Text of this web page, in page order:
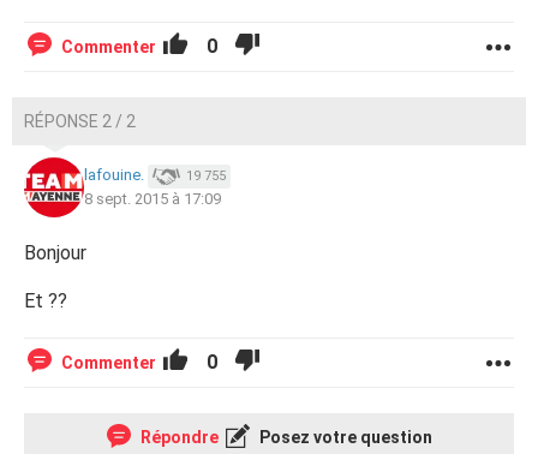
Commenter 0
RÉPONSE 2 / 2
lafouine. 19 755
8 sept. 2015 à 17:09
Bonjour
Et ??
Commenter 0
Répondre Posez votre question